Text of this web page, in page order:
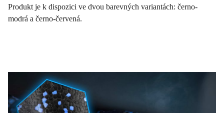
Produkt je k dispozici ve dvou barevných variantách: černo-
modrá a černo-červená.